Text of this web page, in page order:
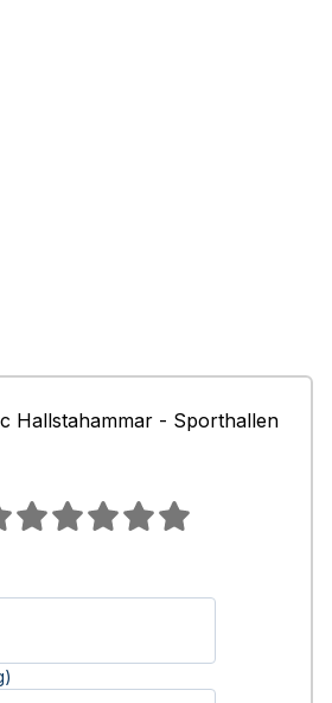
Hallstahammar - Sporthallen